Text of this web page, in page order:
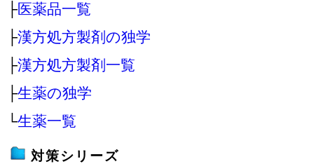
├医薬品一覧
├漢方処方製剤の独学
├漢方処方製剤一覧
├生薬の独学
└生薬一覧
対策シリーズ